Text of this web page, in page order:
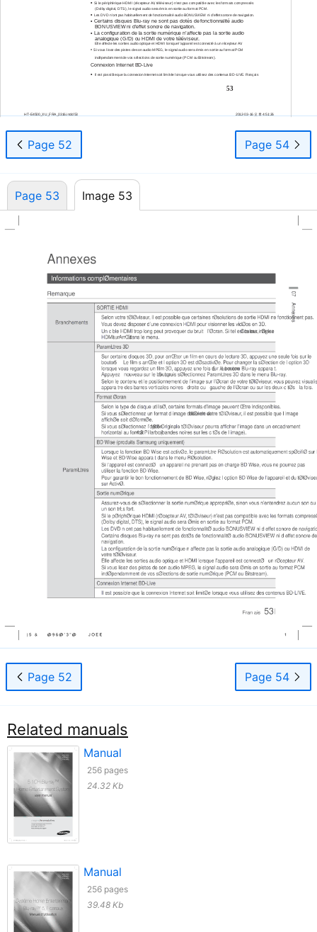
• Si le périphérique HDMI (récepteur AV, téléviseur) n'est pas compatible avec les formats compressés
(Dolby digital, DTS), le signal audio sera émis en sortie au format PCM.
• Les DVD n’ont pas habituellement de fonctionnalité audio BONUSVIEW ni d’effet sonore de navigation.
• Certains disquesBlu-ray ne sont pas dotés de fonctionnalité audio
BONUSVIEW ni d’effet sonore de navigation.
• La configuration de la sortie numérique n’affecte pas la sortie audio
analogique (G/D) ou HDMI de votre téléviseur.
Elle affecte les sorties audio optique et HDMI lorsque l'appareil est connecté à un récepteur AV.
• Si vous lisez des pistes de son audio MPEG, le signal audio sera émis en sortie au format PCM
indépendamment de vos sélections de sortie numérique (PCM ou Bitstream).
Connexion Internet BD-Live
•
Il est possible que la connexion Internet soit limitée lorsque vous utilisez des contenusBD-LIVE. Français
53
HT-E4500_XU_FRA_0316.indd53 2012-03-16 오후4:51:26
Page 52 Page 54
Page 53 Image 53
Page 52 Page 54
Related manuals
Manual
256 pages
24.32 Kb
Manual
256 pages
39.48 Kb